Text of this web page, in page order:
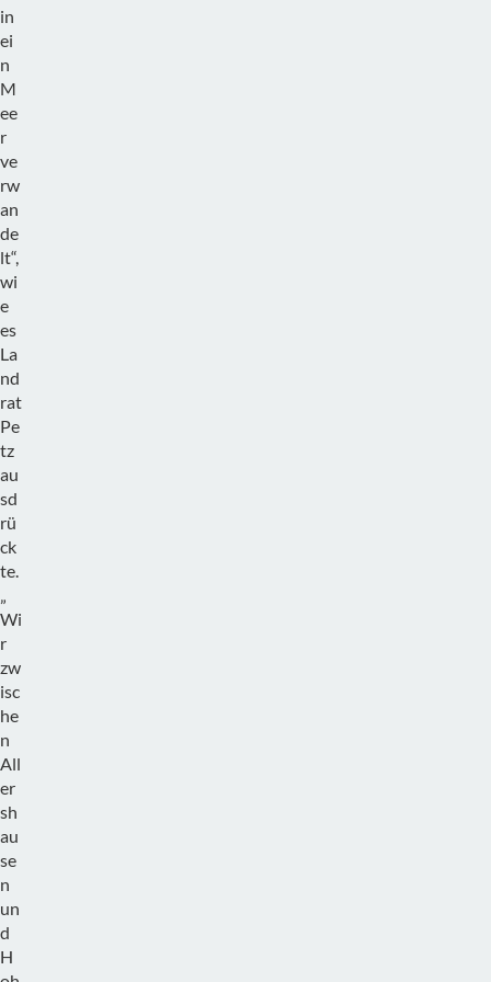
in
ei
n
M
ee
r
ve
rw
an
de
lt“,
wi
e
es
La
nd
rat
Pe
tz
au
sd
rü
ck
te.
„
Wi
r
zw
isc
he
n
All
er
sh
au
se
n
un
d
H